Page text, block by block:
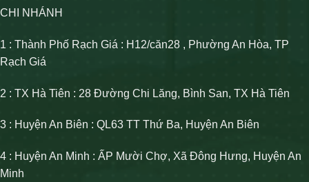
CHI NHÁNH
1 : Thành Phố Rạch Giá : H12/căn28 , Phường An Hòa, TP
Rạch Giá
2 : TX Hà Tiên : 28 Đường Chi Lăng, Bình San, TX Hà Tiên
3 : Huyện An Biên : QL63 TT Thứ Ba, Huyện An Biên
4 : Huyện An Minh : ẤP Mười Chợ, Xã Đông Hưng, Huyện An
Minh